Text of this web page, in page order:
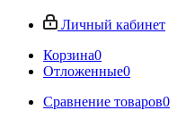
Личный кабинет
Корзина0
Отложенные0
Сравнение товаров0